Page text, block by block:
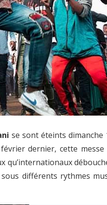
se sont éteints dimanche
dernier, cette
différents rythmes